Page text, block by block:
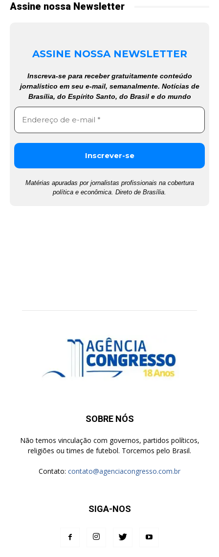
Assine nossa Newsletter
ASSINE NOSSA NEWSLETTER
Inscreva-se para receber gratuitamente conteúdo
jornalístico em seu e-mail, semanalmente. Notícias de
Brasília, do Espírito Santo, do Brasil e do mundo
Matérias apuradas por jornalistas profissionais na cobertura
política e econômica. Direto de Brasília.
SOBRE NÓS
Não temos vinculação com governos, partidos políticos,
religiões ou times de futebol. Torcemos pelo Brasil.
Contato: contato@agenciacongresso.com.br
SIGA-NOS